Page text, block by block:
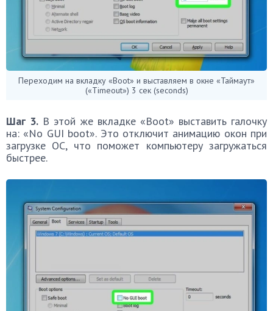
Переходим на вкладку «Boot» и выставляем в окне «Таймаут»
(«Timeout») 3 сек (seconds)
Шаг 3. В этой же вкладке «Boot» выставить галочку
на: «No GUI boot». Это отключит анимацию окон при
загрузке ОС, что поможет компьютеру загружаться
быстрее.